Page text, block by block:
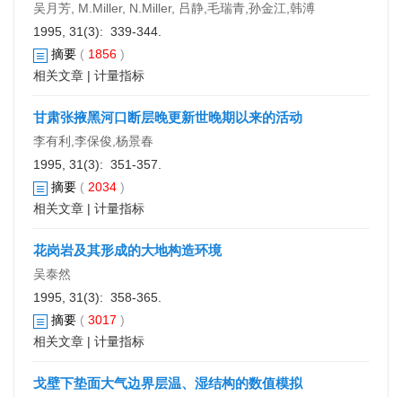
吴月芳, M.Miller, N.Miller, 吕静,毛瑞青,孙金江,韩溥
1995, 31(3): 339-344.
摘要 ( 1856 )
相关文章 | 计量指标
甘肃张掖黑河口断层晚更新世晚期以来的活动
李有利,李保俊,杨景春
1995, 31(3): 351-357.
摘要 ( 2034 )
相关文章 | 计量指标
花岗岩及其形成的大地构造环境
吴泰然
1995, 31(3): 358-365.
摘要 ( 3017 )
相关文章 | 计量指标
戈壁下垫面大气边界层温、湿结构的数值模拟